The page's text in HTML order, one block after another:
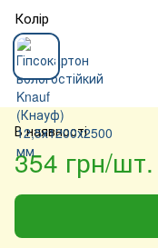
Колір
В наявності
354 грн/шт.